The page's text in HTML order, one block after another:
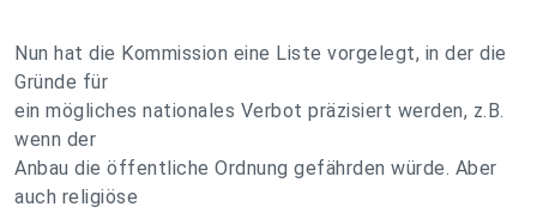
Nun hat die Kommission eine Liste vorgelegt, in der die
Gründe für
ein mögliches nationales Verbot präzisiert werden, z.B.
wenn der
Anbau die öffentliche Ordnung gefährden würde. Aber
auch religiöse